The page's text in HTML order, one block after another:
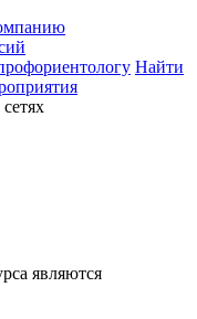
Найти
являются